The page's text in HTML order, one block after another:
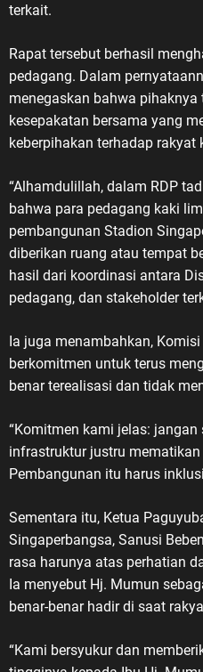
terkait.
Rapat tersebut berhasil
pedagang. Dalam
menegaskan bahwa pihaknya
kesepakatan bersama yang
keberpihakan terhadap rakyat
“Alhamdulillah, dalam RDP
bahwa para pedagang kaki
pembangunan Stadion
diberikan ruang atau tempat
hasil dari koordinasi antara
pedagang, dan stakeholder
Ia juga menambahkan, Komisi
berkomitmen untuk terus
benar terealisasi dan tidak
“Komitmen kami jelas:
infrastruktur justru
Pembangunan itu harus
Sementara itu, Ketua
Singaperbangsa, Sanusi
rasa harunya atas perhatian
Ia menyebut Hj. Mumun
benar-benar hadir di saat
“Kami bersyukur dan